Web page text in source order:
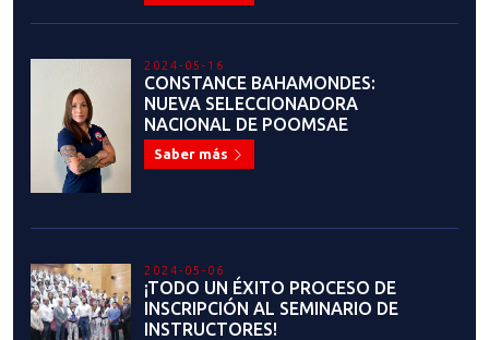
2024-05-16
CONSTANCE BAHAMONDES:
NUEVA SELECCIONADORA
NACIONAL DE POOMSAE
Saber más
2024-05-06
¡TODO UN ÉXITO PROCESO DE
INSCRIPCIÓN AL SEMINARIO DE
INSTRUCTORES!